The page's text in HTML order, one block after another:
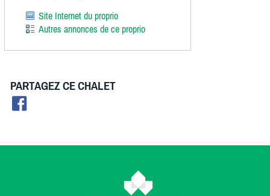
Site Internet du proprio
Autres annonces de ce proprio
PARTAGEZ CE CHALET